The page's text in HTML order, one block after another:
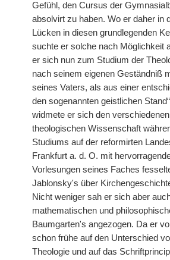
Gefühl, den Cursus der
absolvirt zu haben. Wo er daher in
Lücken in diesen grundlegenden
suchte er solche nach Möglichkeit
er sich nun zum Studium der
nach seinem eigenen Geständniß
seines Vaters, als aus einer
den sogenannten geistlichen
widmete er sich den
theologischen Wissenschaft
Studiums auf der reformirten
Frankfurt a. d. O. mit
Vorlesungen seines Faches
Jablonsky's über
Nicht weniger sah er sich aber
mathematischen und
Baumgarten's angezogen. Da er
schon frühe auf den Unterschied
Theologie und auf das